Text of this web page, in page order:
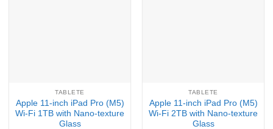
TABLETE
Apple 11-inch iPad Pro (M5)
Wi-Fi 1TB with Nano-texture
Glass
TABLETE
Apple 11-inch iPad Pro (M5)
Wi-Fi 2TB with Nano-texture
Glass